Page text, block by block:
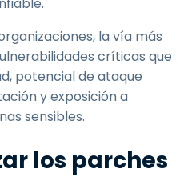
la vía más
críticas que
potencial de ataque
y exposición a
sensibles.
los parches